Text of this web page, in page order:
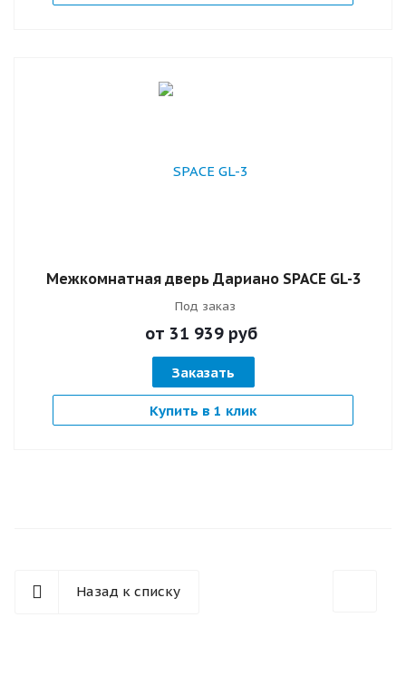
Межкомнатная дверь Дариано SPACE GL-3
Под заказ
от 31 939 руб
Заказать
Купить в 1 клик
Назад к списку